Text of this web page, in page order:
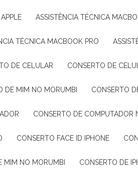
ASSISTÊNCIA TÉCNICA
TÉCNICA MACBOOK PRO
DE CELULAR CONSERTO DE
DE MIM NO MORUMBI CONSERTO
CONSERTO DE COMPUTADOR
CONSERTO FACE ID IPHONE
MIM NO MORUMBI CONSERTO DE